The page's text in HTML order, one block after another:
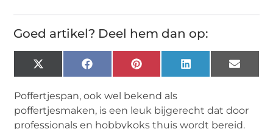
Goed artikel? Deel hem dan op:
X
(Twitter)
FacebookPinterest LinkedIn Email
Poffertjespan, ook wel bekend als
poffertjesmaken, is een leuk bijgerecht dat door
professionals en hobbykoks thuis wordt bereid.